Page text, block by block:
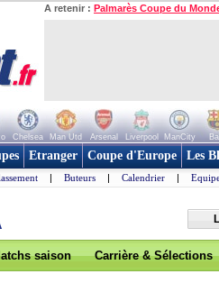
A retenir : Palmarès Coupe du
Chelsea Man Utd Arsenal Liverpool ManCity
Etranger Coupe d'Europe Les
| Buteurs | Calendrier |
saison Carrière & Sélections